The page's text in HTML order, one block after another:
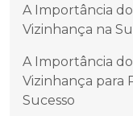
A Importância
Vizinhança na
A Importância
Vizinhança para
Sucesso